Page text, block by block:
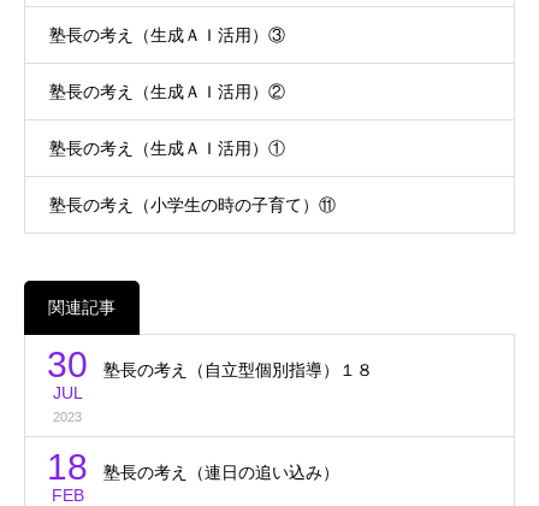
塾長の考え（生成ＡＩ活用）③
塾長の考え（生成ＡＩ活用）②
塾長の考え（生成ＡＩ活用）①
塾長の考え（小学生の時の子育て）⑪
関連記事
30
JUL
2023
塾長の考え（自立型個別指導）１８
18
FEB
塾長の考え（連日の追い込み）